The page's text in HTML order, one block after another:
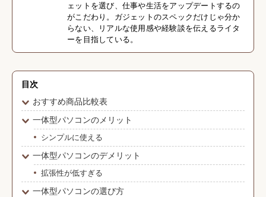
ェットを選び、仕事や生活をアップデートするの
がこだわり。ガジェットのスペックだけじゃ分か
らない、リアルな使用感や経験談を伝えるライタ
ーを目指している。
目次
おすすめ商品比較表
一体型パソコンのメリット
シンプルに使える
一体型パソコンのデメリット
拡張性が低すぎる
一体型パソコンの選び方